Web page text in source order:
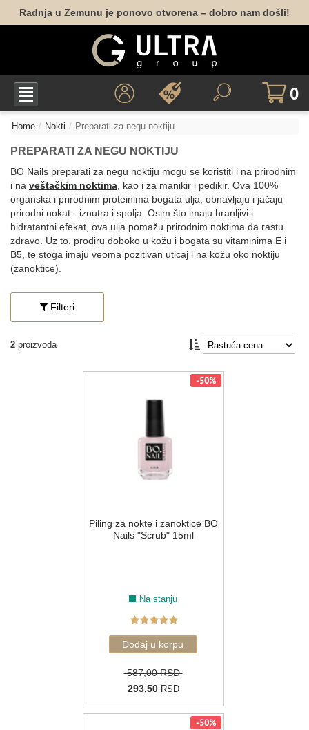
Radnja u Zemunu je ponovo otvorena – dobro nam došli!
0
Home Nokti Preparati za negu noktiju
PREPARATI ZA NEGU NOKTIJU
BO Nails preparati za negu noktiju mogu se koristiti i na prirodnim
i na veštačkim noktima , kao i za manikir i pedikir. Ova 100%
organska i prirodnim proteinima bogata ulja, obnavljaju i jačaju
prirodni nokat - iznutra i spolja. Osim što imaju hranljivi i
hidratantni efekat, ova ulja pomažu prirodnim noktima da rastu
zdravo. Uz to, prodiru doboko u kožu i bogata su vitaminima E i
B5, te stoga imaju veoma pozitivan uticaj i na kožu oko noktiju
(zanoktice).
Filteri
2 proizvoda
-50%
Piling za nokte i zanoktice BO
Nails "Scrub" 15ml
Na stanju
587,00 RSD
293,50RSD
-50%